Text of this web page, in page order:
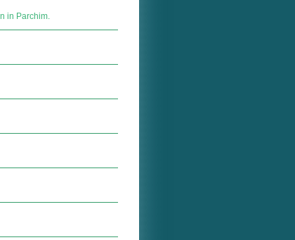
in Parchim.